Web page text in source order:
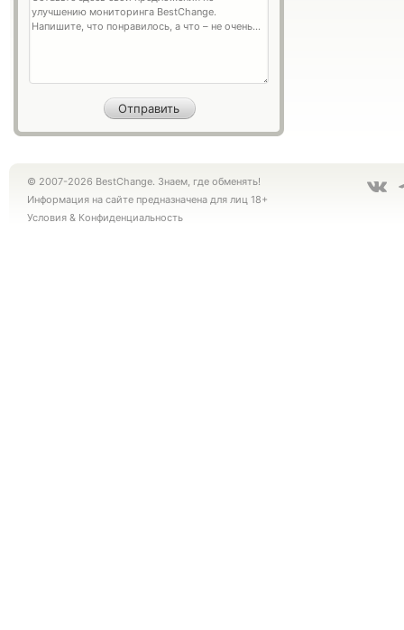
© 2007-2026 BestChange. Знаем, где обменять!
Информация на сайте предназначена для лиц 18+
Условия & Конфиденциальность